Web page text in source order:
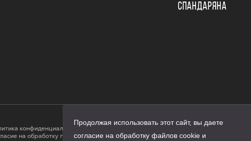
СПАНДАРЯНА
конфиденциальности
на обработку персональных данных
Продолжая использовать этот сайт, вы даете
согласие на обработку файлов cookie и